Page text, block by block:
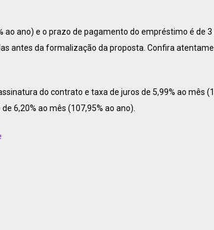
ano) e o prazo de pagamento do empréstimo é de 3
antes da formalização da proposta. Confira
do contrato e taxa de juros de 5,99% ao mês
6,20% ao mês (107,95% ao ano).